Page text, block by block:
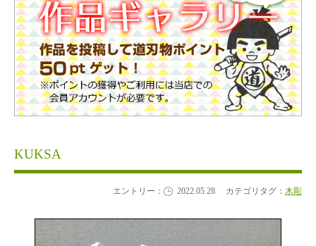
KUKSA
エントリー： 2022.05.28 カテゴリタグ： 木彫